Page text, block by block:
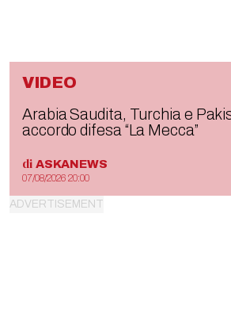
VIDEO
Arabia Saudita, Turchia e
accordo difesa “La Mecca”
di ASKANEWS
07/08/2026 20:00